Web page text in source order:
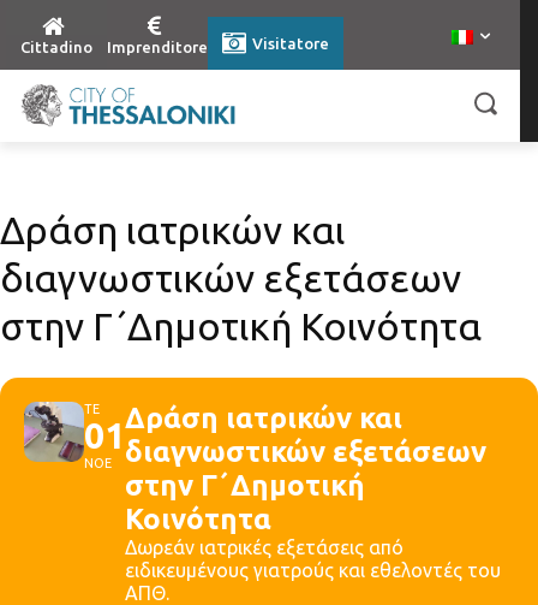
Cittadino Imprenditore Visitatore
Δράση ιατρικών και
διαγνωστικών εξετάσεων
στην Γ΄Δημοτική Κοινότητα
ΤΕ
01
ΝΟΕ
Δράση ιατρικών και
διαγνωστικών εξετάσεων
στην Γ΄Δημοτική
Κοινότητα
Δωρεάν ιατρικές εξετάσεις από
ειδικευμένους γιατρούς και εθελοντές του
ΑΠΘ.